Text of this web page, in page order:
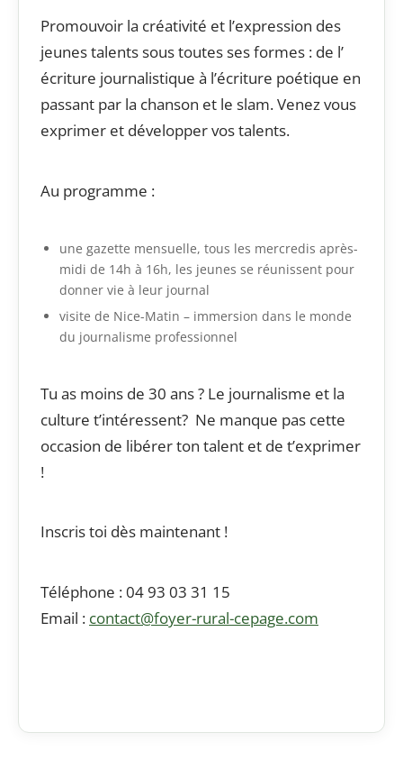
Promouvoir la créativité et l’expression des
jeunes talents sous toutes ses formes : de l’
écriture journalistique à l’écriture poétique en
passant par la chanson et le slam. Venez vous
exprimer et développer vos talents.
Au programme :
une gazette mensuelle, tous les mercredis après-
midi de 14h à 16h, les jeunes se réunissent pour
donner vie à leur journal
visite de Nice-Matin – immersion dans le monde
du journalisme professionnel
Tu as moins de 30 ans ? Le journalisme et la
culture t’intéressent? Ne manque pas cette
occasion de libérer ton talent et de t’exprimer
!
Inscris toi dès maintenant !
Téléphone : 04 93 03 31 15
Email : contact@foyer-rural-cepage.com